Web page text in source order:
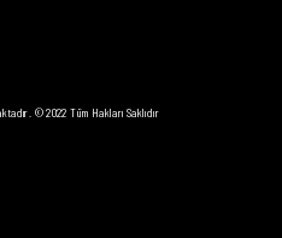
© 2022 Tüm Hakları Saklıdır